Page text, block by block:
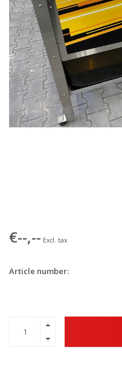
€--,-- Excl. tax
Article number: